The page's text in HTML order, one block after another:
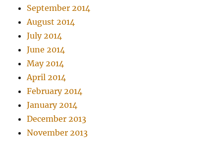
September 2014
August 2014
July 2014
June 2014
May 2014
April 2014
February 2014
January 2014
December 2013
November 2013